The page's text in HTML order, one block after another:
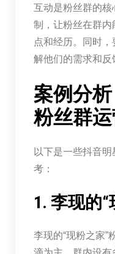
互动是粉丝群的
制，让粉丝在群
点和经历。同时
解他们的需求和反
案例分
粉丝群
以下是一些抖音
考：
1. 李现的
李现的“现粉之家”